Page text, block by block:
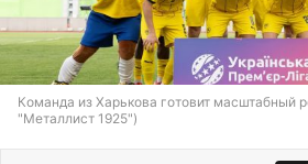
Команда из Харькова готовит масштабный
"Металлист 1925")